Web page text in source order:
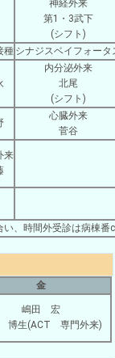
神経外来
第1・3武下
(シフト)
種 シナジスベイフォータ
内分泌外来
北尾
(シフト)
心臓外来
菅谷
来
、時間外受診は病棟番
金
嶋田 宏
博生(ACT 専門外来)